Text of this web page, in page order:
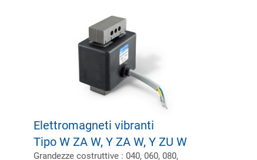
Elettromagneti vibranti
Tipo W ZA W, Y ZA W, Y ZU W
Grandezze costruttive : 040, 060, 080,